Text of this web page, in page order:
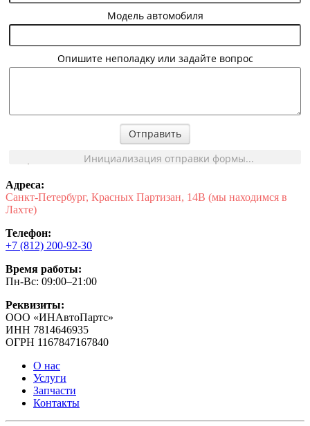
Модель автомобиля
Опишите неполадку или задайте вопрос
Отправить
Инициализация отправки формы...
Адреса:
Санкт-Петербург, Красных Партизан, 14В (мы находимся в
Лахте)
Телефон:
+7 (812) 200-92-30
Время работы:
Пн-Вс: 09:00–21:00
Реквизиты:
ООО «ИНАвтоПартс»
ИНН 7814646935
ОГРН 1167847167840
О нас
Услуги
Запчасти
Контакты